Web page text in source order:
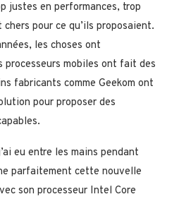
justes en performances, trop
pour ce qu’ils proposaient.
les choses ont
processeurs mobiles ont fait des
fabricants comme Geekom ont
pour proposer des
eu entre les mains pendant
parfaitement cette nouvelle
son processeur Intel Core